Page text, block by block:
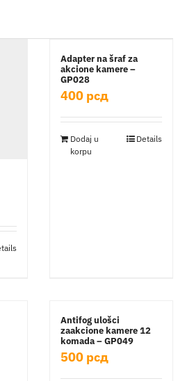
Adapter na šraf za
akcione kamere –
GP028
400 рсд
Dodaj u
korpu
Details
Antifog ulošci
zaakcione kamere 12
komada – GP049
500 рсд